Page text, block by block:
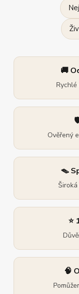
🚚
Rychlé
Ověřený
🪤
⭐
🧠